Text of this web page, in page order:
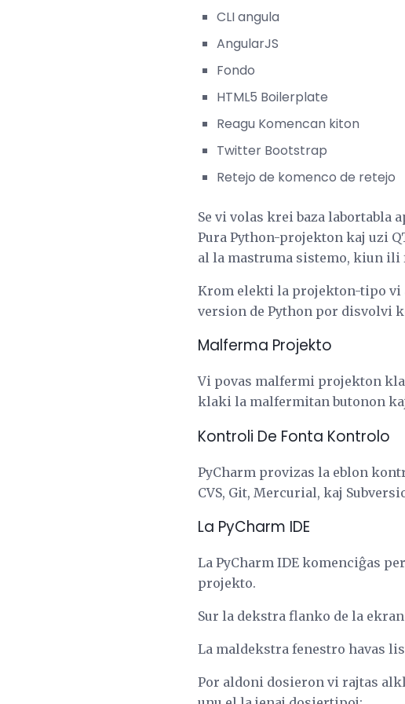
CLI angula
AngularJS
Fondo
HTML5 Boilerplate
Reagu Komencan kiton
Twitter Bootstrap
Retejo de komenco de retejo
Se vi volas krei baza
Pura Python-projekton kaj uzi
al la mastruma sistemo, kiun
Krom elekti la projekton-tipo vi
version de Python por disvolvi
Malferma Projekto
Vi povas malfermi projekton
klaki la malfermitan butonon
Kontroli De Fonta Kontrolo
PyCharm provizas la eblon
CVS, Git, Mercurial, kaj
La PyCharm IDE
La PyCharm IDE komenciĝas
projekto.
Sur la dekstra flanko de la
La maldekstra fenestro havas
Por aldoni dosieron vi rajtas